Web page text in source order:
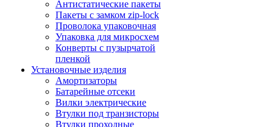
Антистатические пакеты
Пакеты с замком zip-lock
Проволока упаковочная
Упаковка для микросхем
Конверты с пузырчатой
пленкой
Установочные изделия
Амортизаторы
Батарейные отсеки
Вилки электрические
Втулки под транзисторы
Втулки проходные